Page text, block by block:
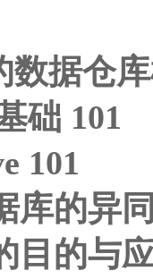
数据仓
础 101
101
库的异
目的与